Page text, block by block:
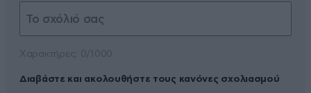
Διαβάστε και ακολουθήστε τους κανόνες σχολιασμού